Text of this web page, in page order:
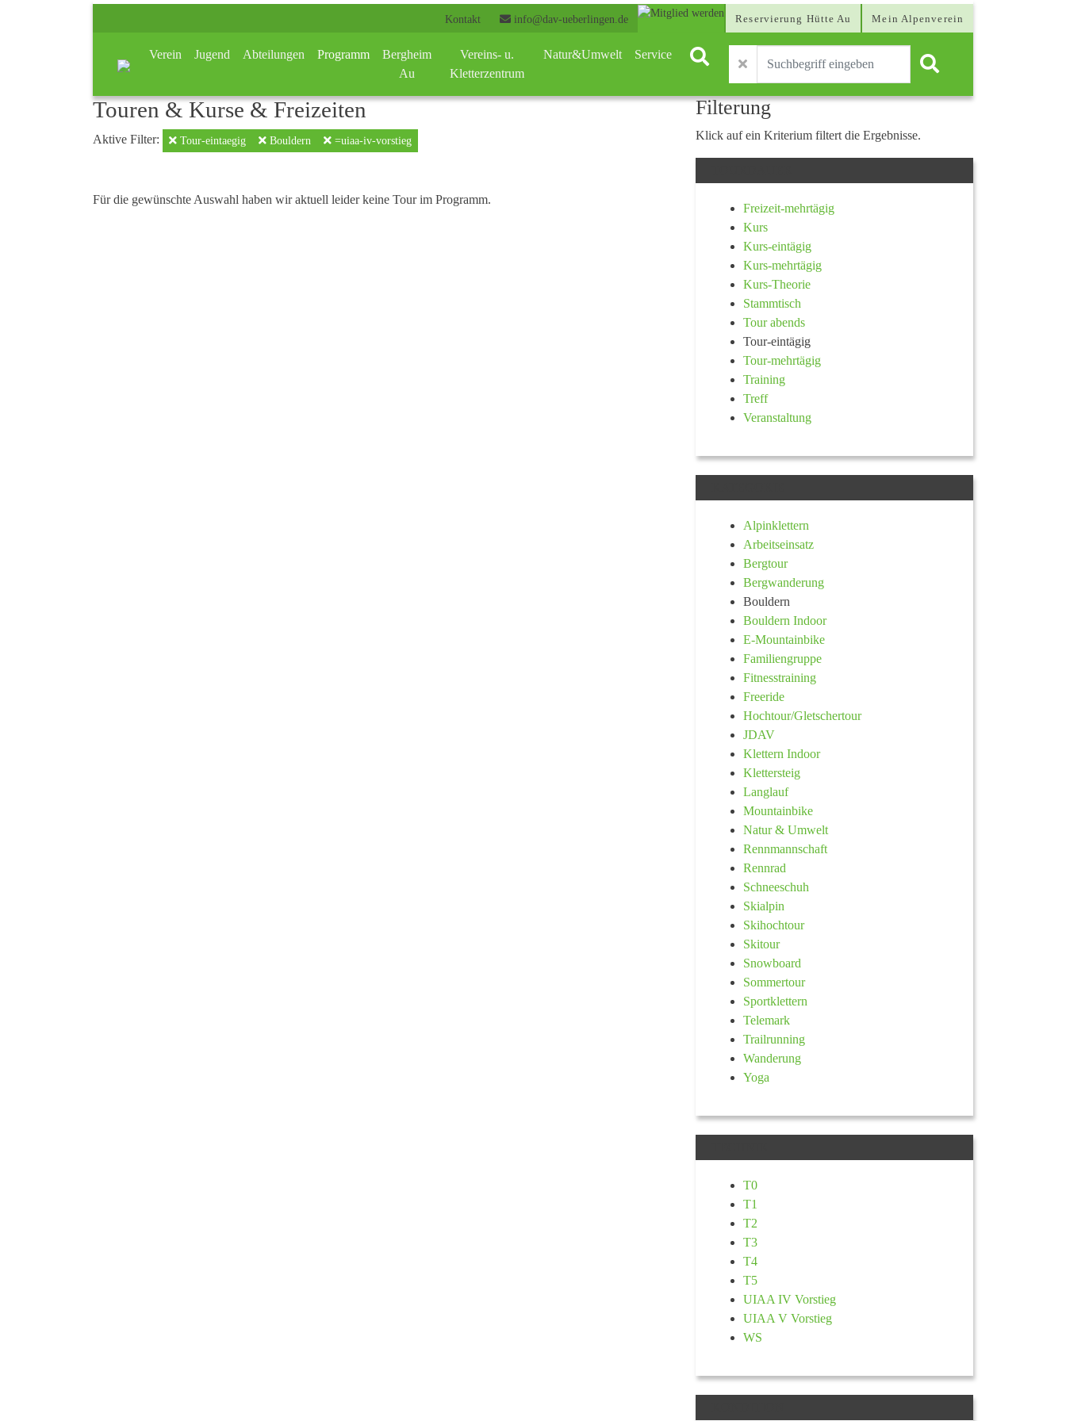
Kontakt info@dav-ueberlingen.de Reservierung Hütte Au Mein Alpenverein
Verein Jugend Abteilungen Programm
Bergheim
Au
Vereins- u.
Kletterzentrum
Natur&Umwelt Service
Touren & Kurse & Freizeiten
Aktive Filter: Tour-eintaegig Bouldern =uiaa-iv-vorstieg
Für die gewünschte Auswahl haben wir aktuell leider keine Tour im Programm.
Filterung
Klick auf ein Kriterium filtert die Ergebnisse.
Freizeit-mehrtägig
Kurs
Kurs-eintägig
Kurs-mehrtägig
Kurs-Theorie
Stammtisch
Tour abends
Tour-eintägig
Tour-mehrtägig
Training
Treff
Veranstaltung
Alpinklettern
Arbeitseinsatz
Bergtour
Bergwanderung
Bouldern
Bouldern Indoor
E-Mountainbike
Familiengruppe
Fitnesstraining
Freeride
Hochtour/Gletschertour
JDAV
Klettern Indoor
Klettersteig
Langlauf
Mountainbike
Natur & Umwelt
Rennmannschaft
Rennrad
Schneeschuh
Skialpin
Skihochtour
Skitour
Snowboard
Sommertour
Sportklettern
Telemark
Trailrunning
Wanderung
Yoga
T0
T1
T2
T3
T4
T5
UIAA IV Vorstieg
UIAA V Vorstieg
WS